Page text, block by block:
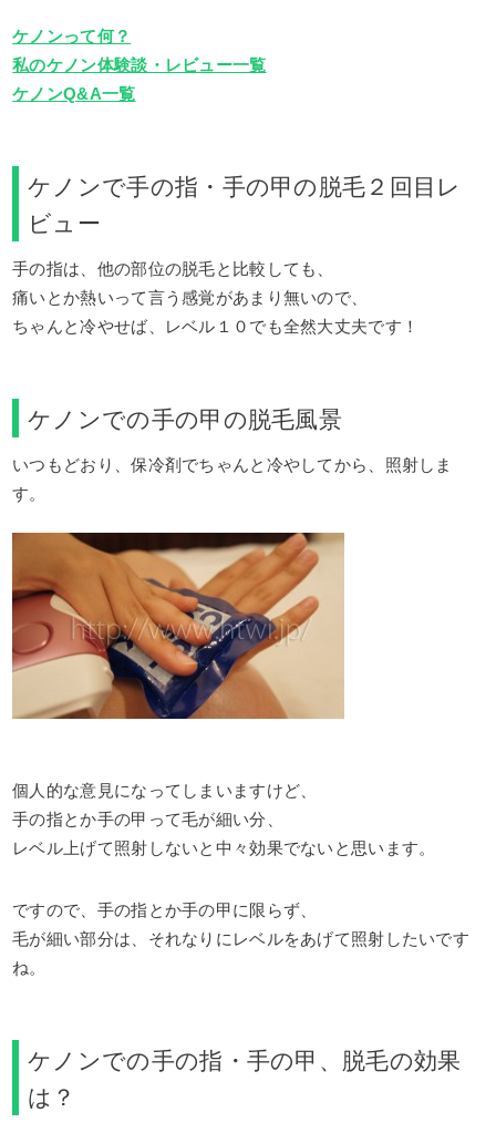
ケノンって何？
私のケノン体験談・レビュー一覧
ケノンQ&A一覧
ケノンで手の指・手の甲の脱毛２回目レ
ビュー
手の指は、他の部位の脱毛と比較しても、
痛いとか熱いって言う感覚があまり無いので、
ちゃんと冷やせば、レベル１０でも全然大丈夫です！
ケノンでの手の甲の脱毛風景
いつもどおり、保冷剤でちゃんと冷やしてから、照射しま
す。
個人的な意見になってしまいますけど、
手の指とか手の甲って毛が細い分、
レベル上げて照射しないと中々効果でないと思います。
ですので、手の指とか手の甲に限らず、
毛が細い部分は、それなりにレベルをあげて照射したいです
ね。
ケノンでの手の指・手の甲、脱毛の効果
は？